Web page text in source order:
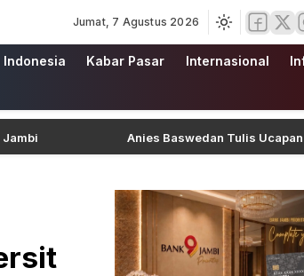
Jumat, 7 Agustus 2026
Indonesia Kabar Pasar Internasional
Anies Baswedan Tulis Ucapan Ulang